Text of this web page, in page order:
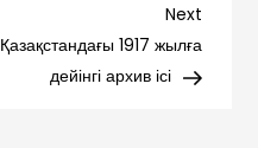
Next
Post
Next
Қазақстандағы 1917 жылға
дейінгі архив ісі